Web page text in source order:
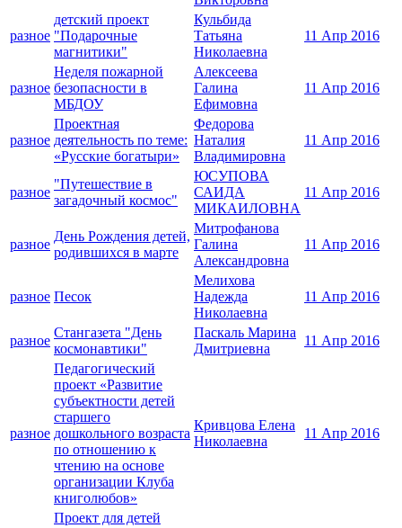
разное
детский проект
"Подарочные
магнитики"
Кульбида
Татьяна
Николаевна
11 Апр 2016
разное
Неделя пожарной
безопасности в
МБДОУ
Алексеева
Галина
Ефимовна
11 Апр 2016
разное
Проектная
деятельность по теме:
«Русские богатыри»
Федорова
Наталия
Владимировна
11 Апр 2016
разное
"Путешествие в
загадочный космос"
ЮСУПОВА
САИДА
МИКАИЛОВНА
11 Апр 2016
разное
День Рождения детей,
родившихся в марте
Митрофанова
Галина
Александровна
11 Апр 2016
разное Песок
Мелихова
Надежда
Николаевна
11 Апр 2016
разное
Стангазета "День
космонавтики"
Паскаль Марина
Дмитриевна
11 Апр 2016
разное
Педагогический
проект «Развитие
субъектности детей
старшего
дошкольного возраста
по отношению к
чтению на основе
организации Клуба
книголюбов»
Кривцова Елена
Николаевна
11 Апр 2016
Проект для детей